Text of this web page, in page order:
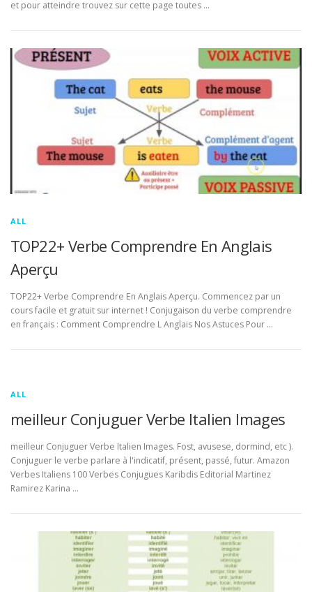
et pour atteindre trouvez sur cette page toutes …
ALL
TOP22+ Verbe Comprendre En Anglais
Aperçu
TOP22+ Verbe Comprendre En Anglais Aperçu. Commencez par un
cours facile et gratuit sur internet ! Conjugaison du verbe comprendre
en français : Comment Comprendre L Anglais Nos Astuces Pour …
ALL
meilleur Conjuguer Verbe Italien Images
meilleur Conjuguer Verbe Italien Images. Fost, avusese, dormind, etc ).
Conjuguer le verbe parlare à l'indicatif, présent, passé, futur. Amazon
Verbes Italiens 100 Verbes Conjugues Karibdis Editorial Martinez
Ramirez Karina …